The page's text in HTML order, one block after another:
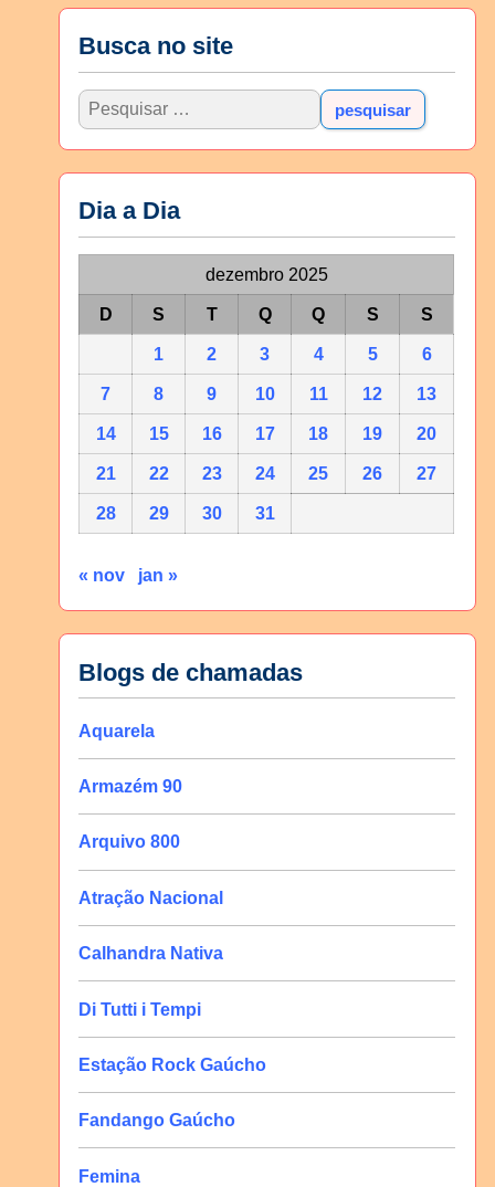
Busca no site
Dia a Dia
dezembro 2025
D S T Q Q S S
1 2 3 4 5 6
7 8 9 10 11 12 13
14 15 16 17 18 19 20
21 22 23 24 25 26 27
28 29 30 31
« nov jan »
Blogs de chamadas
Aquarela
Armazém 90
Arquivo 800
Atração Nacional
Calhandra Nativa
Di Tutti i Tempi
Estação Rock Gaúcho
Fandango Gaúcho
Femina